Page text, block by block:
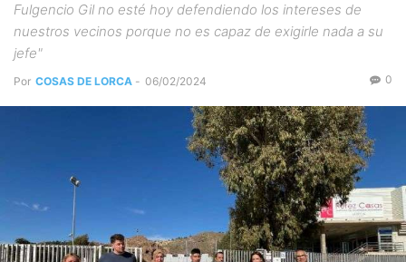
Fulgencio Gil no esté hoy defendiendo los intereses de
nuestros vecinos porque no es capaz de exigirle nada a su
jefe"
Por COSAS DE LORCA - 06/02/2024 0